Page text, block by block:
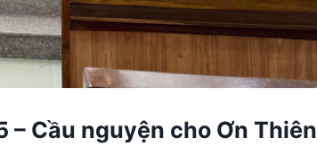
– Cầu nguyện cho Ơn Thiên